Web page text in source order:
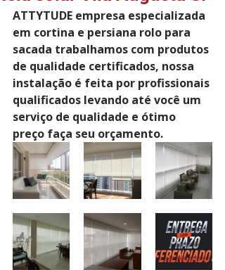
ATTYTUDE empresa especializada
em cortina e persiana rolo para
sacada trabalhamos com produtos
de qualidade certificados, nossa
instalação é feita por profissionais
qualificados levando até você um
serviço de qualidade e ótimo
preço faça seu orçamento.